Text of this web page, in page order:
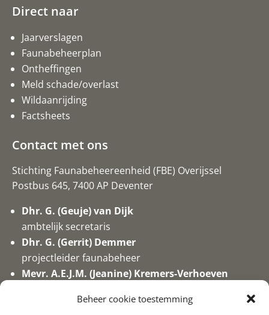
Beheer cookie toestemming
Direct naar
Jaarverslagen
Faunabeheerplan
Ontheffingen
Meld schade/overlast
Wildaanrijding
Factsheets
Contact met ons
Stichting Faunabeheereenheid (FBE) Overijssel
Postbus 645, 7400 AP Deventer
Dhr. G. (Geuje) van Dijk
ambtelijk secretaris
Dhr. G. (Gerrit) Demmer
projectleider faunabeheer
Mevr. A.E.J.M. (Jeanine) Kremers-Verhoeven